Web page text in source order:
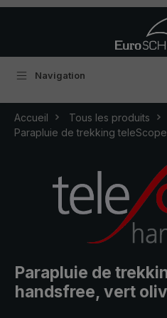
Navigation
Accueil
Tous les produits
Parapluie de trekking
Parapluie de
handsfree, vert